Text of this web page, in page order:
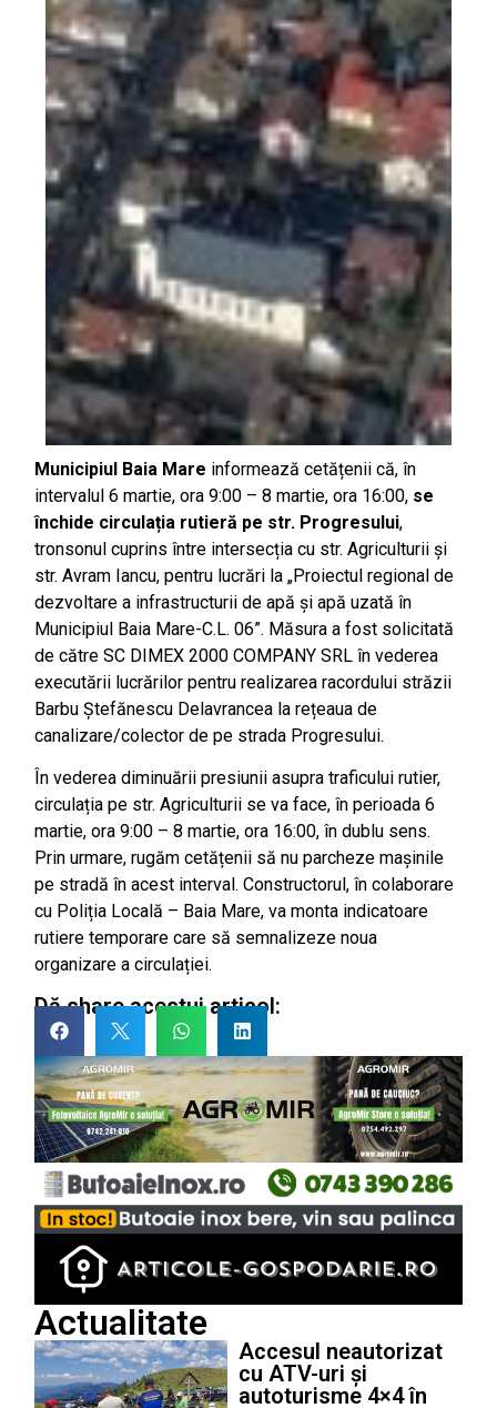
Municipiul Baia Mare informează cetățenii că, în
intervalul 6 martie, ora 9:00 – 8 martie, ora 16:00, se
închide circulația rutieră pe str. Progresului,
tronsonul cuprins între intersecția cu str. Agriculturii și
str. Avram Iancu, pentru lucrări la „Proiectul regional de
dezvoltare a infrastructurii de apă și apă uzată în
Municipiul Baia Mare-C.L. 06”. Măsura a fost solicitată
de către SC DIMEX 2000 COMPANY SRL în vederea
executării lucrărilor pentru realizarea racordului străzii
Barbu Ștefănescu Delavrancea la rețeaua de
canalizare/colector de pe strada Progresului.
În vederea diminuării presiunii asupra traficului rutier,
circulația pe str. Agriculturii se va face, în perioada 6
martie, ora 9:00 – 8 martie, ora 16:00, în dublu sens.
Prin urmare, rugăm cetățenii să nu parcheze mașinile
pe stradă în acest interval. Constructorul, în colaborare
cu Poliția Locală – Baia Mare, va monta indicatoare
rutiere temporare care să semnalizeze noua
organizare a circulației.
Dă share acestui articol:
Actualitate
Accesul neautorizat
cu ATV-uri și
autoturisme 4×4 în